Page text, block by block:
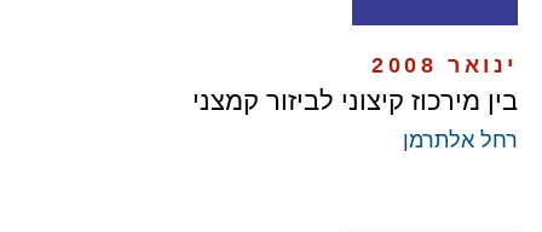
ינואר 2008
בין מירכוז קיצוני לביזור קמצני
רחל אלתרמן